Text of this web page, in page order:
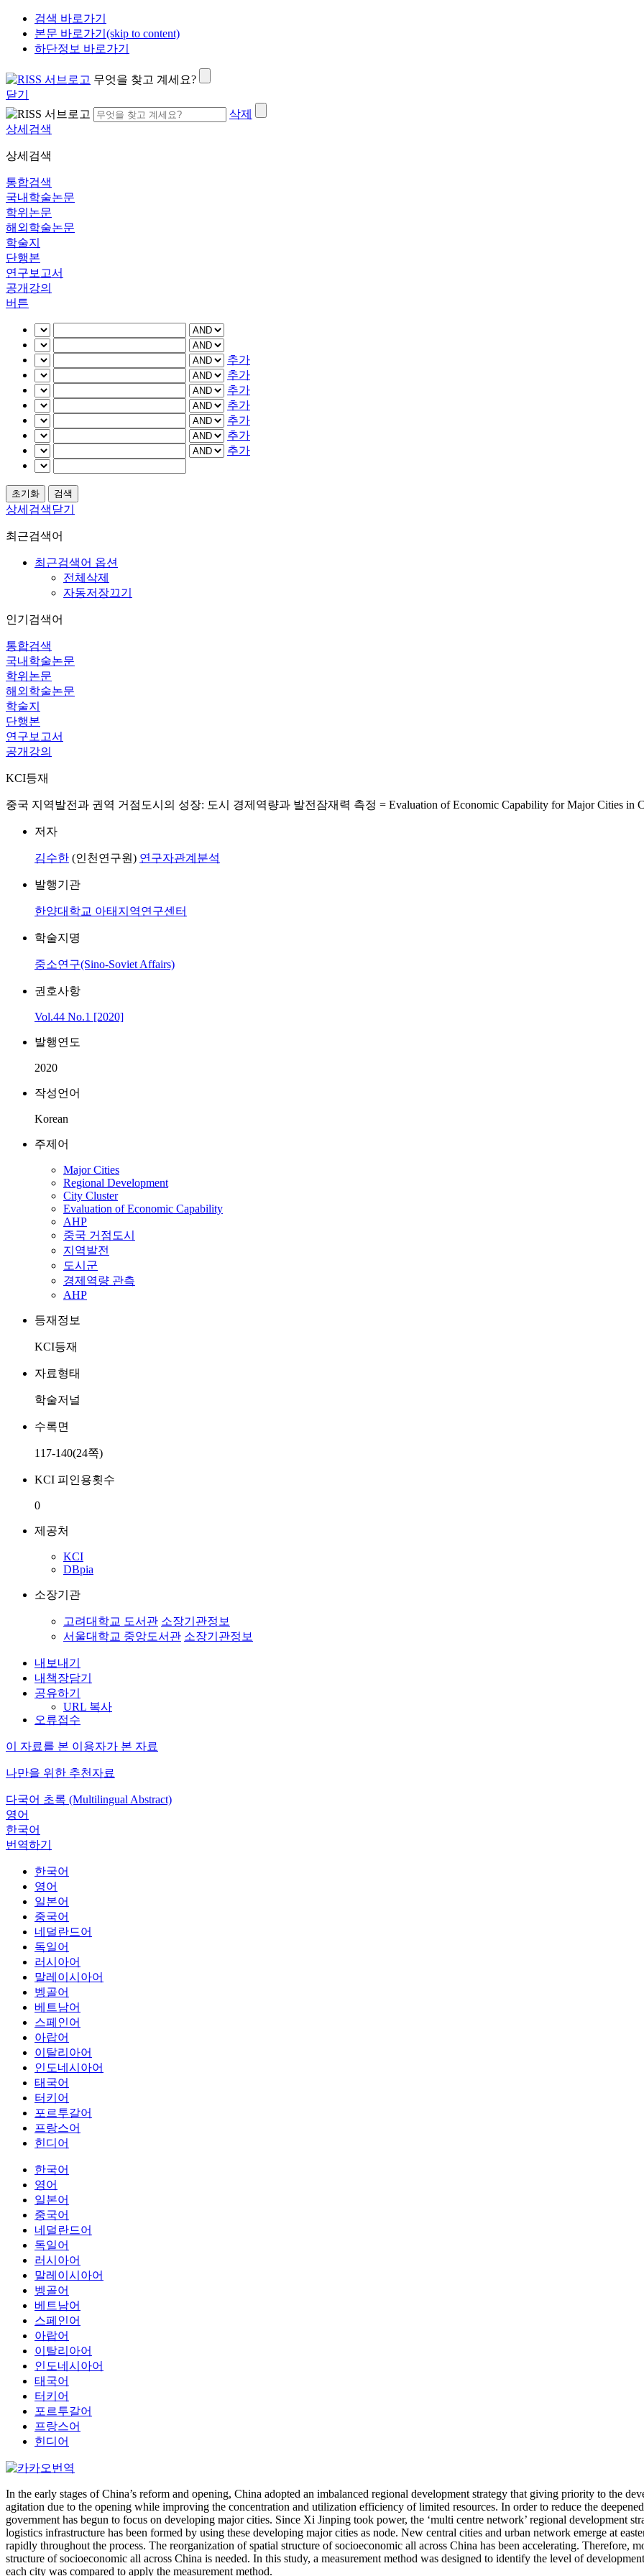
검색 바로가기
본문 바로가기(skip to content)
하단정보 바로가기
무엇을 찾고 계세요?
닫기
삭제
상세검색
상세검색
통합검색
국내학술논문
학위논문
해외학술논문
학술지
단행본
연구보고서
공개강의
버튼
추가
추가
추가
추가
추가
추가
추가
상세검색닫기
최근검색어
최근검색어 옵션
전체삭제
자동저장끄기
인기검색어
통합검색
국내학술논문
학위논문
해외학술논문
학술지
단행본
연구보고서
공개강의
KCI등재
중국 지역발전과 권역 거점도시의 성장: 도시 경제역량과 발전잠재력 측정 = Evaluation of Economic Capability for Major Cities in
저자
김수한 (인천연구원) 연구자관계분석
발행기관
한양대학교 아태지역연구센터
학술지명
중소연구(Sino-Soviet Affairs)
권호사항
Vol.44 No.1 [2020]
발행연도
2020
작성언어
Korean
주제어
Major Cities
Regional Development
City Cluster
Evaluation of Economic Capability
AHP
중국 거점도시
지역발전
도시군
경제역량 관측
AHP
등재정보
KCI등재
자료형태
학술저널
수록면
117-140(24쪽)
KCI 피인용횟수
0
제공처
KCI
DBpia
소장기관
고려대학교 도서관 소장기관정보
서울대학교 중앙도서관 소장기관정보
내보내기
내책장담기
공유하기
URL 복사
오류접수
이 자료를 본 이용자가 본 자료
나만을 위한 추천자료
다국어 초록 (Multilingual Abstract)
영어
한국어
번역하기
한국어
영어
일본어
중국어
네덜란드어
독일어
러시아어
말레이시아어
벵골어
베트남어
스페인어
아랍어
이탈리아어
인도네시아어
태국어
터키어
포르투갈어
프랑스어
힌디어
한국어
영어
일본어
중국어
네덜란드어
독일어
러시아어
말레이시아어
벵골어
베트남어
스페인어
아랍어
이탈리아어
인도네시아어
태국어
터키어
포르투갈어
프랑스어
힌디어
In the early stages of China’s reform and opening, China adopted an imbalanced regional development strategy that giving priority to the
agitation due to the opening while improving the concentration and utilization efficiency of limited resources. In order to reduce the
government has begun to focus on developing major cities. Since Xi Jinping took power, the ‘multi centre network’ regional development
logistics infrastructure has been formed by using these developing major cities as node. New central cities and urban network emerge at
rapidly throughout the process. The reorganization of spatial structure of socioeconomic all across China has been accelerating. Therefore,
structure of socioeconomic all across China is needed. In this study, a measurement method was designed to identify the level of
each city was compared to apply the measurement method.